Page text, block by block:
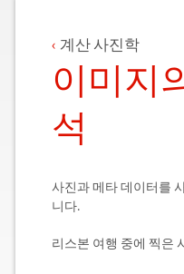
계산 사진학
이미지
석
사진과 메타 데이터를
니다.
리스본 여행 중에 찍은